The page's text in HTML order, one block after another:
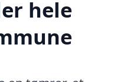
hele